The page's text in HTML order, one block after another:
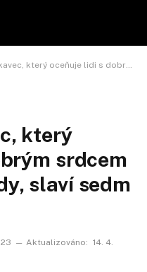
lidi s dobrým srdcem a dobrými nápady, slaví sedm let
který
srdcem
slaví sedm
Aktualizováno: 14. 4.